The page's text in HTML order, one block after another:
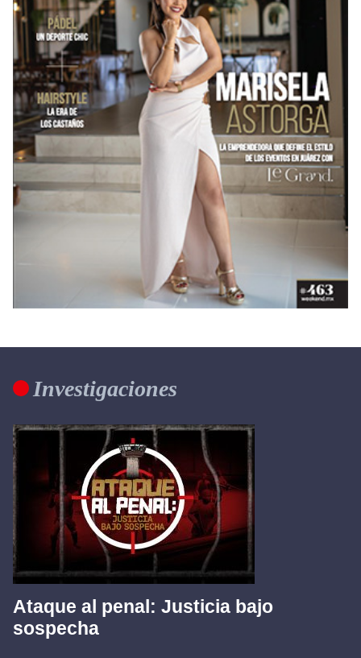
Investigaciones
Ataque al penal: Justicia bajo
sospecha